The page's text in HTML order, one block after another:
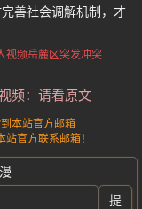
善社会调解机制，才
视频岳麓区突发冲突
频：请看原文
本站官方邮箱
官方联系邮箱！
提